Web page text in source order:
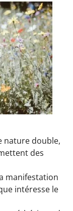
nature double,
des
manifestation
intéresse le